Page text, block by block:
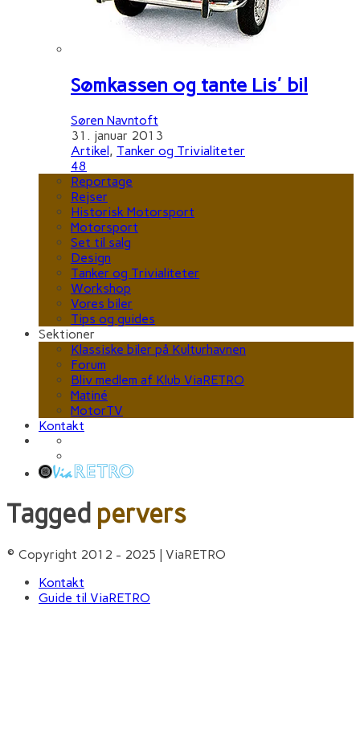
Sømkassen og tante Lis' bil
Søren Navntoft
31. januar 2013
Artikel, Tanker og Trivialiteter
48
Reportage
Rejser
Historisk Motorsport
Motorsport
Set til salg
Design
Tanker og Trivialiteter
Workshop
Vores biler
Tips og guides
Sektioner
Klassiske biler på Kulturhavnen
Forum
Bliv medlem af Klub ViaRETRO
Matiné
MotorTV
Kontakt
Tagged pervers
© Copyright 2012 - 2025 | ViaRETRO
Kontakt
Guide til ViaRETRO